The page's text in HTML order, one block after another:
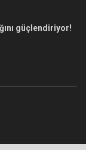
güçlendiriyor!